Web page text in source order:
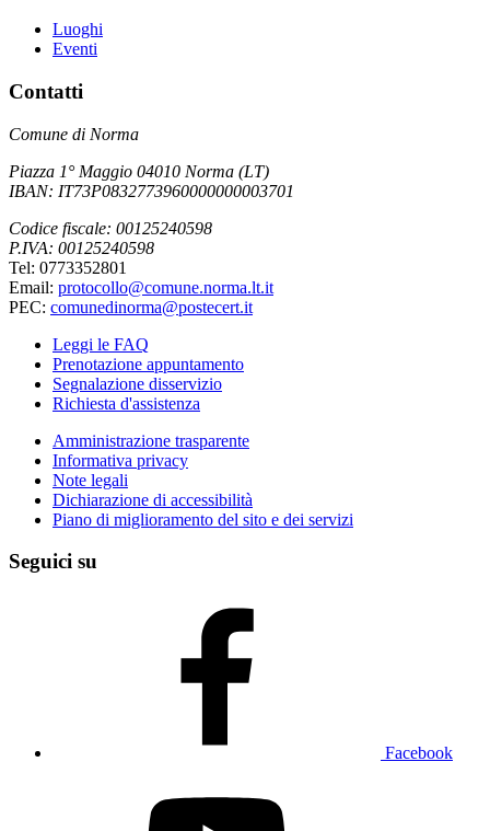
Luoghi
Eventi
Contatti
Comune di Norma
Piazza 1° Maggio 04010 Norma (LT)
IBAN: IT73P0832773960000000003701
Codice fiscale: 00125240598
P.IVA: 00125240598
Tel: 0773352801
Email: protocollo@comune.norma.lt.it
PEC: comunedinorma@postecert.it
Leggi le FAQ
Prenotazione appuntamento
Segnalazione disservizio
Richiesta d'assistenza
Amministrazione trasparente
Informativa privacy
Note legali
Dichiarazione di accessibilità
Piano di miglioramento del sito e dei servizi
Seguici su
Facebook